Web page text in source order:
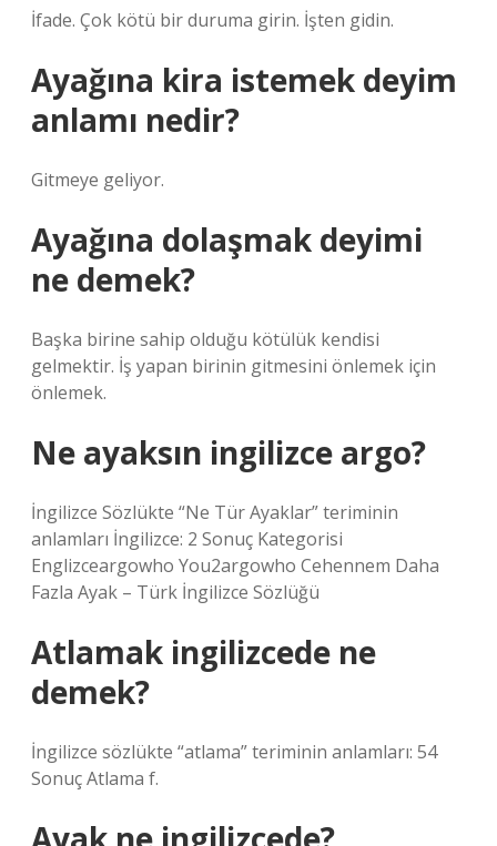
İfade. Çok kötü bir duruma girin. İşten gidin.
Ayağına kira istemek deyim
anlamı nedir?
Gitmeye geliyor.
Ayağına dolaşmak deyimi
ne demek?
Başka birine sahip olduğu kötülük kendisi
gelmektir. İş yapan birinin gitmesini önlemek için
önlemek.
Ne ayaksın ingilizce argo?
İngilizce Sözlükte “Ne Tür Ayaklar” teriminin
anlamları İngilizce: 2 Sonuç Kategorisi
Englizceargowho You2argowho Cehennem Daha
Fazla Ayak – Türk İngilizce Sözlüğü
Atlamak ingilizcede ne
demek?
İngilizce sözlükte “atlama” teriminin anlamları: 54
Sonuç Atlama f.